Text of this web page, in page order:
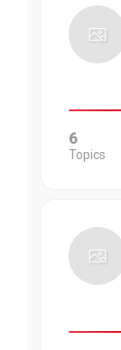
6
Topics